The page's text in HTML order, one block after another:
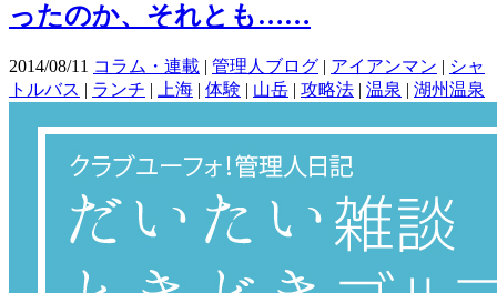
ったのか、それとも……
2014/08/11 コラム・連載 | 管理人ブログ | アイアンマン | シャ
トルバス | ランチ | 上海 | 体験 | 山岳 | 攻略法 | 温泉 | 湖州温泉